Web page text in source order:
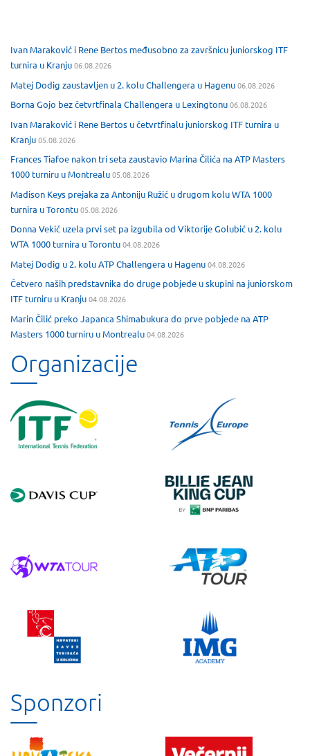
Ivan Maraković i Rene Bertos međusobno za završnicu juniorskog ITF
turnira u Kranju06.08.2026
Matej Dodig zaustavljen u 2. kolu Challengera u Hagenu06.08.2026
Borna Gojo bez četvrtfinala Challengera u Lexingtonu06.08.2026
Ivan Maraković i Rene Bertos u četvrtfinalu juniorskog ITF turnira u
Kranju05.08.2026
Frances Tiafoe nakon tri seta zaustavio Marina Čilića na ATP Masters
1000 turniru u Montrealu05.08.2026
Madison Keys prejaka za Antoniju Ružić u drugom kolu WTA 1000
turnira u Torontu05.08.2026
Donna Vekić uzela prvi set pa izgubila od Viktorije Golubić u 2. kolu
WTA 1000 turnira u Torontu04.08.2026
Matej Dodig u 2. kolu ATP Challengera u Hagenu04.08.2026
Četvero naših predstavnika do druge pobjede u skupini na juniorskom
ITF turniru u Kranju04.08.2026
Marin Čilić preko Japanca Shimabukura do prve pobjede na ATP
Masters 1000 turniru u Montrealu04.08.2026
Organizacije
Sponzori